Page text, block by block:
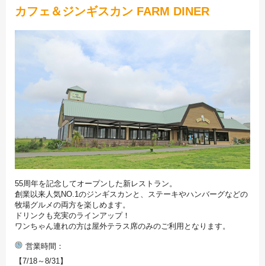
カフェ＆ジンギスカン FARM DINER
55周年を記念してオープンした新レストラン。
創業以来人気NO.1のジンギスカンと、ステーキやハンバーグなどの
牧場グルメの両方を楽しめます。
ドリンクも充実のラインアップ！
ワンちゃん連れの方は屋外テラス席のみのご利用となります。
営業時間
【7/18～8/31】